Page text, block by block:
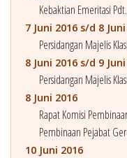
Kebaktian Emeritasi
7 Juni 2016 s/d 8
Persidangan Majelis
8 Juni 2016 s/d 9
Persidangan Majelis
8 Juni 2016
Rapat Komisi
Pembinaan Pejabat
10 Juni 2016